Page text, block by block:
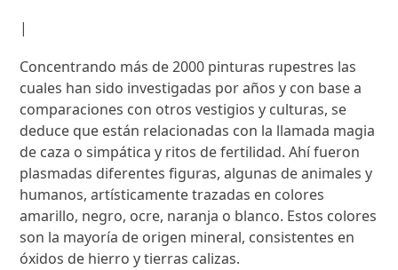
|
Concentrando más de 2000 pinturas rupestres las
cuales han sido investigadas por años y con base a
comparaciones con otros vestigios y culturas, se
deduce que están relacionadas con la llamada magia
de caza o simpática y ritos de fertilidad. Ahí fueron
plasmadas diferentes figuras, algunas de animales y
humanos, artísticamente trazadas en colores
amarillo, negro, ocre, naranja o blanco. Estos colores
son la mayoría de origen mineral, consistentes en
óxidos de hierro y tierras calizas.